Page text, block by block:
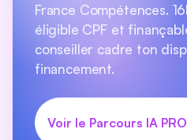
France Compétences.
éligible CPF et
conseiller cadre ton
financement.
Voir le Parcours IA